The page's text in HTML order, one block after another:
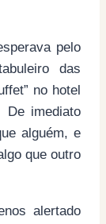
pelo
das
no hotel
De imediato
alguém, e
que outro
alertado